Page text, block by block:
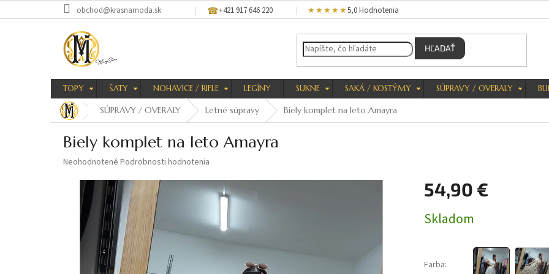
na
obchod@krasnamoda.sk +421 917 646 220 ★★★★★5,0 Hodnotenia
HĽADAŤ
TOPY ŠATY NOHAVICE / RIFLE LEGÍNY SUKNE SAKÁ / KOSTÝMY SÚPRAVY / OVERALY
SÚPRAVY / OVERALY Letné súpravy Biely komplet na leto Amayra
Biely komplet na leto Amayra
Priemerné
produktu
hviezdičiek.
Neohodnotené Podrobnosti hodnotenia
54,90 €
cena:
Skladom
Farba: